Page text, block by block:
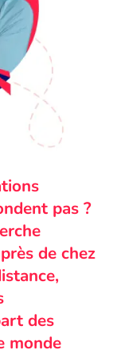
pas ?
de chez
des
monde